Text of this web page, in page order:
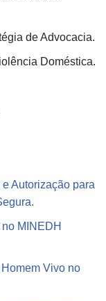
de Advocacia.
Doméstica.
e Autorização para
MINEDH
Vivo no